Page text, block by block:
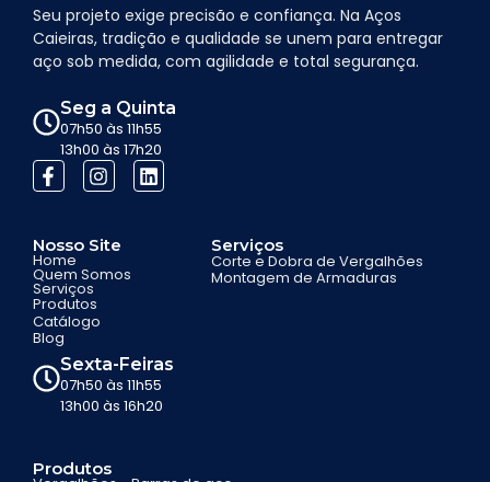
Seu projeto exige precisão e confiança. Na Aços
Caieiras, tradição e qualidade se unem para entregar
aço sob medida, com agilidade e total segurança.
Seg a Quinta
07h50 às 11h55
13h00 às 17h20
Nosso Site
Home
Quem Somos
Serviços
Produtos
Catálogo
Blog
Sexta-Feiras
07h50 às 11h55
13h00 às 16h20
Serviços
Corte e Dobra de Vergalhões
Montagem de Armaduras
Produtos